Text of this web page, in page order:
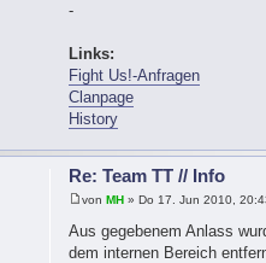
-
Links:
Fight Us!-Anfragen
Clanpage
History
Re: Team TT // Info
vonMH » Do 17. Jun 2010,
Aus gegebenem Anlass
dem internen Bereich